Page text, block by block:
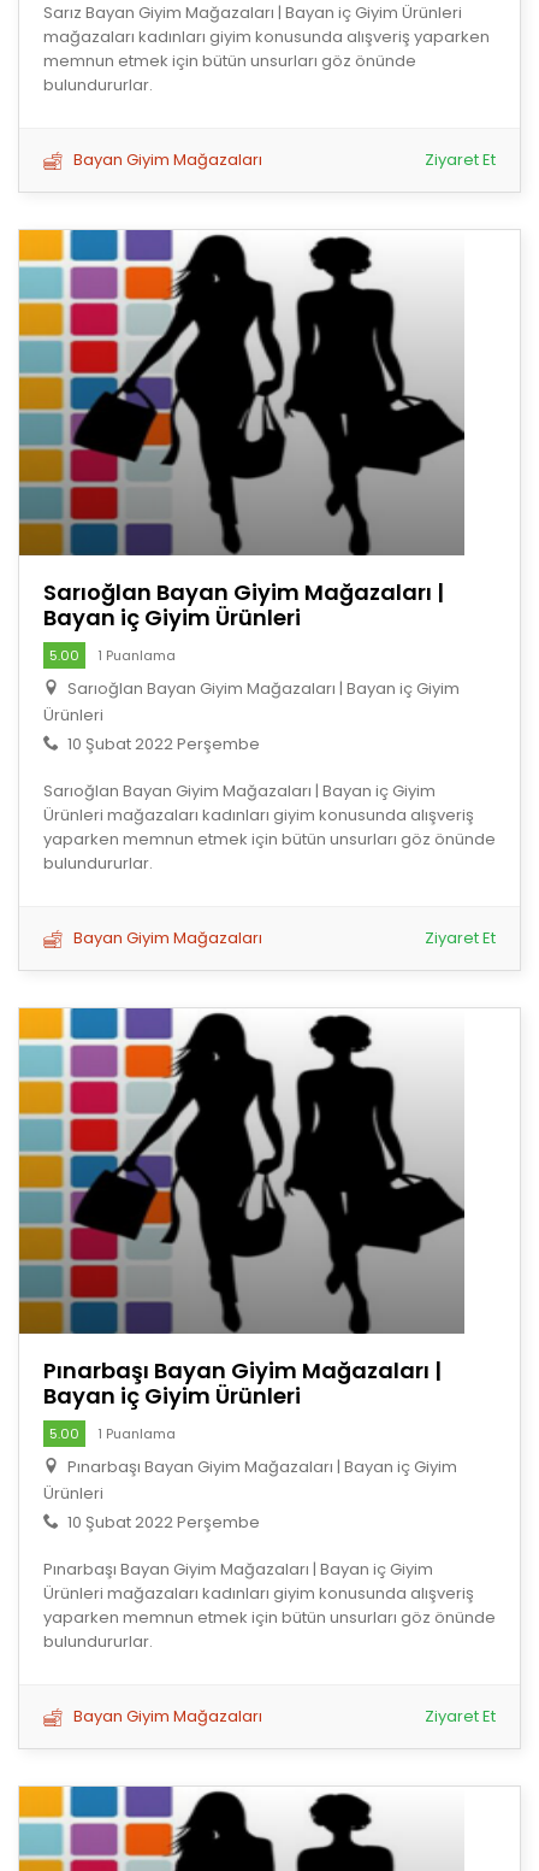
Sarız Bayan Giyim Mağazaları | Bayan iç Giyim Ürünleri
mağazaları kadınları giyim konusunda alışveriş yaparken
memnun etmek için bütün unsurları göz önünde
bulundururlar.
Bayan Giyim Mağazaları Ziyaret Et
Sarıoğlan Bayan Giyim Mağazaları |
Bayan iç Giyim Ürünleri
5.00 1 Puanlama
Sarıoğlan Bayan Giyim Mağazaları | Bayan iç Giyim
Ürünleri
10 Şubat 2022 Perşembe
Sarıoğlan Bayan Giyim Mağazaları | Bayan iç Giyim
Ürünleri mağazaları kadınları giyim konusunda alışveriş
yaparken memnun etmek için bütün unsurları göz önünde
bulundururlar.
Bayan Giyim Mağazaları Ziyaret Et
Pınarbaşı Bayan Giyim Mağazaları |
Bayan iç Giyim Ürünleri
5.00 1 Puanlama
Pınarbaşı Bayan Giyim Mağazaları | Bayan iç Giyim
Ürünleri
10 Şubat 2022 Perşembe
Pınarbaşı Bayan Giyim Mağazaları | Bayan iç Giyim
Ürünleri mağazaları kadınları giyim konusunda alışveriş
yaparken memnun etmek için bütün unsurları göz önünde
bulundururlar.
Bayan Giyim Mağazaları Ziyaret Et